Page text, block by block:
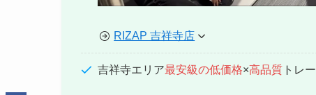
RIZAP 吉祥寺店
吉祥寺エリア最安級の低価格×高品質 トレ